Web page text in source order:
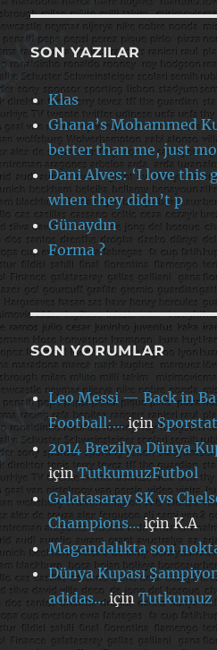
SON YAZILAR
Klas
Ghana’s Mohammed
better than me, just
Dani Alves: ‘I love this
when they didn’t p
Günaydın
Forma ?
SON YORUMLAR
Leo Messi — Back in
Football:…için
2014 Brezilya Dünya
içinTutkumuzFutbol
Galatasaray SK vs
Champions… içinK.A
Magandalıkta son
Dünya Kupası
adidas… içinTutkumuz